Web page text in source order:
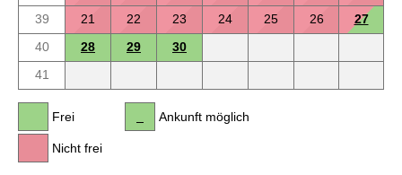
39
21 22 23 24 25 26
27
40
28 29
30
41
Frei
Nicht frei
Ankunft möglich